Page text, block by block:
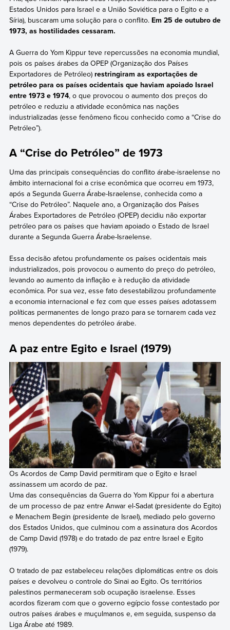
Estados Unidos para Israel e a União Soviética para o Egito e a
Síria), buscaram uma solução para o conflito. Em 25 de outubro de
1973, as hostilidades cessaram.
A Guerra do Yom Kippur teve repercussões na economia mundial,
pois os países árabes da OPEP (Organização dos Países
Exportadores de Petróleo) restringiram as exportações de
petróleo para os países ocidentais que haviam apoiado Israel
entre 1973 e 1974, o que provocou o aumento dos preços do
petróleo e reduziu a atividade econômica nas nações
industrializadas (esse fenômeno ficou conhecido como a “Crise do
Petróleo”).
A “Crise do Petróleo” de 1973
Uma das principais consequências do conflito árabe-israelense no
âmbito internacional foi a crise econômica que ocorreu em 1973,
após a Segunda Guerra Árabe-Israelense, conhecida como a
“Crise do Petróleo”. Naquele ano, a Organização dos Países
Árabes Exportadores de Petróleo (OPEP) decidiu não exportar
petróleo para os países que haviam apoiado o Estado de Israel
durante a Segunda Guerra Árabe-Israelense.
Essa decisão afetou profundamente os países ocidentais mais
industrializados, pois provocou o aumento do preço do petróleo,
levando ao aumento da inflação e à redução da atividade
econômica. Por sua vez, esse fato desestabilizou profundamente
a economia internacional e fez com que esses países adotassem
políticas permanentes de longo prazo para se tornarem cada vez
menos dependentes do petróleo árabe.
A paz entre Egito e Israel (1979)
Os Acordos de Camp David permitiram que o Egito e Israel
assinassem um acordo de paz.
Uma das consequências da Guerra do Yom Kippur foi a abertura
de um processo de paz entre Anwar el-Sadat (presidente do Egito)
e Menachem Begin (presidente de Israel), mediado pelo governo
dos Estados Unidos, que culminou com a assinatura dos Acordos
de Camp David (1978) e do tratado de paz entre Israel e Egito
(1979).
O tratado de paz estabeleceu relações diplomáticas entre os dois
países e devolveu o controle do Sinai ao Egito. Os territórios
palestinos permaneceram sob ocupação israelense. Esses
acordos fizeram com que o governo egípcio fosse contestado por
outros países árabes e muçulmanos e, em seguida, suspenso da
Liga Árabe até 1989.